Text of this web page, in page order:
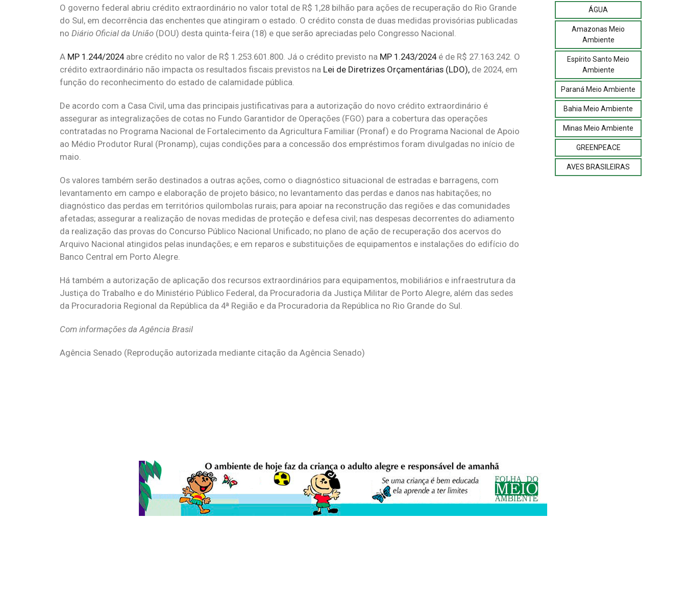
O governo federal abriu crédito extraordinário no valor total de R$ 1,28 bilhão para ações de recuperação do Rio Grande
do Sul, em decorrência das enchentes que atingiram o estado. O crédito consta de duas medidas provisórias publicadas
no Diário Oficial da União (DOU) desta quinta-feira (18) e que serão apreciadas pelo Congresso Nacional.
A MP 1.244/2024abre crédito no valor de R$ 1.253.601.800. Já o crédito previsto na MP 1.243/2024é de R$ 27.163.242. O
crédito extraordinário não impacta os resultados fiscais previstos na Lei de Diretrizes Orçamentárias (LDO), de 2024, em
função do reconhecimento do estado de calamidade pública.
De acordo com a Casa Civil, uma das principais justificativas para a autorização do novo crédito extraordinário é
assegurar as integralizações de cotas no Fundo Garantidor de Operações (FGO) para a cobertura das operações
contratadas no Programa Nacional de Fortalecimento da Agricultura Familiar (Pronaf) e do Programa Nacional de Apoio
ao Médio Produtor Rural (Pronamp), cujas condições para a concessão dos empréstimos foram divulgadas no início de
maio.
Os valores também serão destinados a outras ações, como o diagnóstico situacional de estradas e barragens, com
levantamento em campo e elaboração de projeto básico; no levantamento das perdas e danos nas habitações; no
diagnóstico das perdas em territórios quilombolas rurais; para apoiar na reconstrução das regiões e das comunidades
afetadas; assegurar a realização de novas medidas de proteção e defesa civil; nas despesas decorrentes do adiamento
da realização das provas do Concurso Público Nacional Unificado; no plano de ação de recuperação dos acervos do
Arquivo Nacional atingidos pelas inundações; e em reparos e substituições de equipamentos e instalações do edifício do
Banco Central em Porto Alegre.
Há também a autorização de aplicação dos recursos extraordinários para equipamentos, mobiliários e infraestrutura da
Justiça do Trabalho e do Ministério Público Federal, da Procuradoria da Justiça Militar de Porto Alegre, além das sedes
da Procuradoria Regional da República da 4ª Região e da Procuradoria da República no Rio Grande do Sul.
Com informações da Agência Brasil
Agência Senado (Reprodução autorizada mediante citação da Agência Senado)
ÁGUA
Amazonas Meio
Ambiente
Espírito Santo Meio
Ambiente
Paraná Meio Ambiente
Bahia Meio Ambiente
Minas Meio Ambiente
GREENPEACE
AVES BRASILEIRAS